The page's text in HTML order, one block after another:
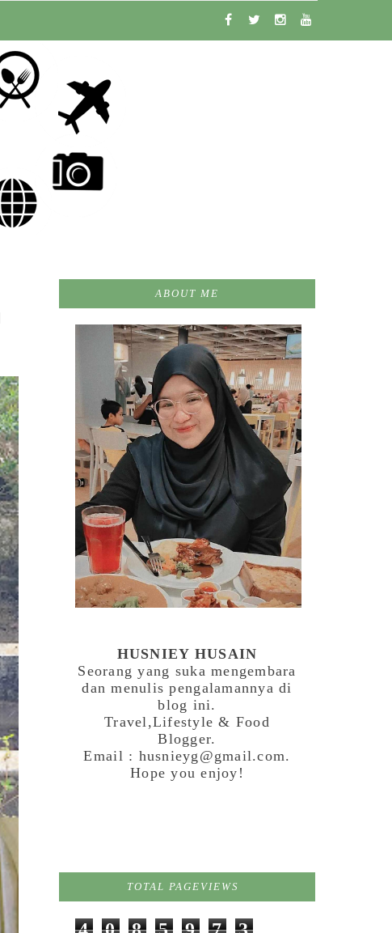
ABOUT ME
HUSNIEY HUSAIN
Seorang yang suka mengembara
dan menulis pengalamannya di
blog ini.
Travel,Lifestyle & Food
Blogger.
Email : husnieyg@gmail.com.
Hope you enjoy!
TOTAL PAGEVIEWS